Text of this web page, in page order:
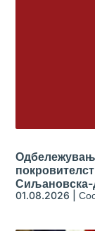
Сиљановска-
01.08.2026 |